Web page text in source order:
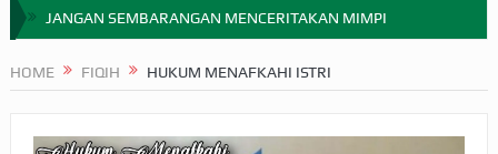
JANGAN SEMBARANGAN MENCERITAKAN MIMPI
APA HUKUM MEMPERCEPAT PEMBAYARAN ZAKAT
HOME FIQIH HUKUM MENAFKAHI ISTRI